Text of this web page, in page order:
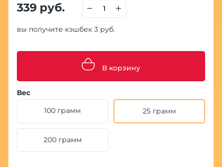
339 руб.
вы получите кэшбек 3 руб.
В корзину
Вес
100 грамм
25 грамм
200 грамм